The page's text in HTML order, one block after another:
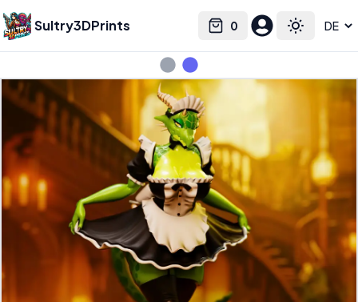
Sultry3DPrints 0
Cart Toggle
Select language